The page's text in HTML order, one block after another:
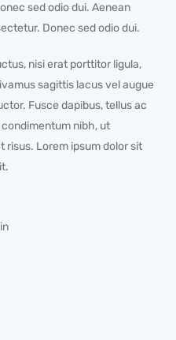
sed odio dui. Aenean
Donec sed odio dui.
nisi erat porttitor ligula,
sagittis lacus vel augue
Fusce dapibus, tellus ac
nibh, ut
risus. Lorem ipsum dolor sit